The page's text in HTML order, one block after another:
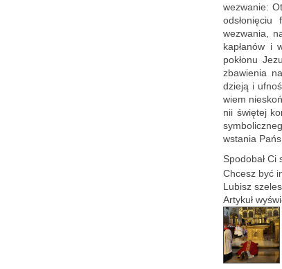
we­zwa­nie:
od­sło­nię­ciu
we­zwa­nia,
ka­pła­nów i
po­kło­nu
zba­wie­nia
dzie­ją i
wiem
nii świę­tej
wsta­nia
Spodo­bał Ci
Chcesz być
Lu­bisz
Ar­ty­kuł